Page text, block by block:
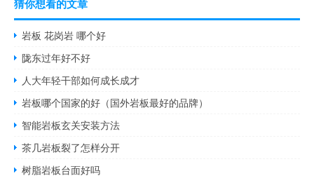
猜你想看的文章
岩板 花岗岩 哪个好
陇东过年好不好
人大年轻干部如何成长成才
岩板哪个国家的好（国外岩板最好的品牌）
智能岩板玄关安装方法
茶几岩板裂了怎样分开
树脂岩板台面好吗